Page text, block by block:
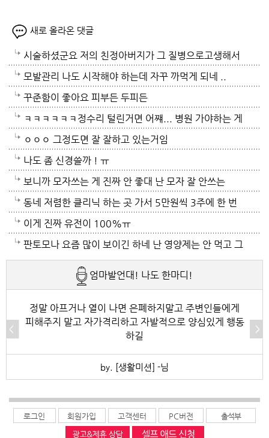
새로 올라온 댓글
시술하셨군요 저의 친정아버지가 그 질병으로고생해서
저도 좀 압니다 남자들이 나이먹음 잘 걸리는병이죠 여
자들이 방광염에 자주 걸리듯이 그병도 재발이 잦은편
이여서 조심하셔야 할거에요 남편분 술 좋아하시나요
보통 술많이 드시는분이 오는 질병인데 저의 아버지가
술고래였거든요
모발관리 나도 시작해야 하는데 자꾸 까먹게 되네 ..
꾸준함이 좋아요 피부든 두피든
ㅋㅋㅋㅋㅋㅋ정수리 털린거면 어쨰... 병원 가야하는 게
아닌지..
ㅇㅇㅇ 그정도면 잘 잘하고 있는거임
나도 좀 신경쓸까 ! ㅠ
보니까 모자쓰는 게 진짜 안 좋대 난 모자 잘 안쓰는
중... 캡모자 특히
동네 저렴한 클리닉 하는 곳 가서 5만원씩 3주에 한 번
씩 가는것도 좋아~~
이게 진짜 유전이 100%ㅠ
판토모나 요즘 많이 보이긴 하네 난 영양제는 안 먹고 그
냥 샴푸만 좋은 거 쓰는데 에반가
엄마발언대! 나도 한마디!
정말 아프거나 열이 나면 은폐하지말고 주변인들에게
피해주지 말고 자가격리하고 자발적으로 양심있게 행동
하길
by. [생활미션] -님
로그인 회원가입 고객센터 PC버전 출석부